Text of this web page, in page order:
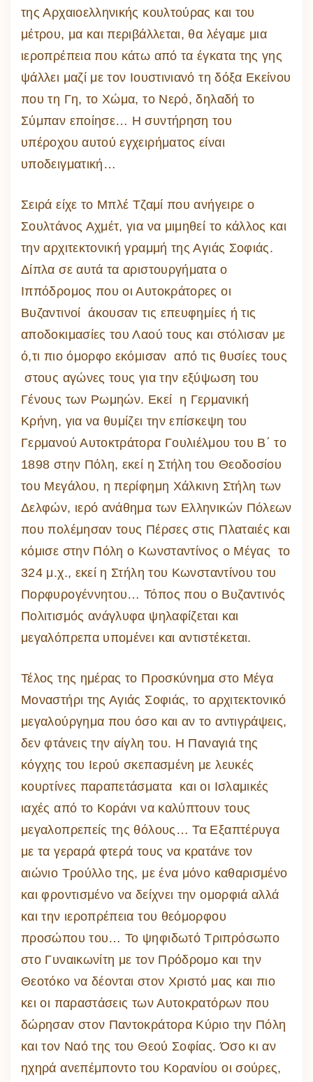
της Αρχαιοελληνικής κουλτούρας και του
μέτρου, μα και περιβάλλεται, θα λέγαμε μια
ιεροπρέπεια που κάτω από τα έγκατα της γης
ψάλλει μαζί με τον Ιουστινιανό τη δόξα Εκείνου
που τη Γη, το Χώμα, το Νερό, δηλαδή το
Σύμπαν εποίησε… Η συντήρηση του
υπέροχου αυτού εγχειρήματος είναι
υποδειγματική…
Σειρά είχε το Μπλέ Τζαμί που ανήγειρε ο
Σουλτάνος Αχμέτ, για να μιμηθεί το κάλλος και
την αρχιτεκτονική γραμμή της Αγιάς Σοφιάς.
Δίπλα σε αυτά τα αριστουργήματα ο
Ιππόδρομος που οι Αυτοκράτορες οι
Βυζαντινοί άκουσαν τις επευφημίες ή τις
αποδοκιμασίες του Λαού τους και στόλισαν με
ό,τι πιο όμορφο εκόμισαν από τις θυσίες τους
στους αγώνες τους για την εξύψωση του
Γένους των Ρωμηών. Εκεί η Γερμανική
Κρήνη, για να θυμίζει την επίσκεψη του
Γερμανού Αυτοκτράτορα Γουλιέλμου του Β΄ το
1898 στην Πόλη, εκεί η Στήλη του Θεοδοσίου
του Μεγάλου, η περίφημη Χάλκινη Στήλη των
Δελφών, ιερό ανάθημα των Ελληνικών Πόλεων
που πολέμησαν τους Πέρσες στις Πλαταιές και
κόμισε στην Πόλη ο Κωνσταντίνος ο Μέγας το
324 μ.χ., εκεί η Στήλη του Κωνσταντίνου του
Πορφυρογέννητου… Τόπος που ο Βυζαντινός
Πολιτισμός ανάγλυφα ψηλαφίζεται και
μεγαλόπρεπα υπομένει και αντιστέκεται.
Τέλος της ημέρας το Προσκύνημα στο Μέγα
Μοναστήρι της Αγιάς Σοφιάς, το αρχιτεκτονικό
μεγαλούργημα που όσο και αν το αντιγράψεις,
δεν φτάνεις την αίγλη του. Η Παναγιά της
κόγχης του Ιερού σκεπασμένη με λευκές
κουρτίνες παραπετάσματα και οι Ισλαμικές
ιαχές από το Κοράνι να καλύπτουν τους
μεγαλοπρεπείς της θόλους… Τα Εξαπτέρυγα
με τα γεραρά φτερά τους να κρατάνε τον
αιώνιο Τρούλλο της, με ένα μόνο καθαρισμένο
και φροντισμένο να δείχνει την ομορφιά αλλά
και την ιεροπρέπεια του θεόμορφου
προσώπου του… Το ψηφιδωτό Τριπρόσωπο
στο Γυναικωνίτη με τον Πρόδρομο και την
Θεοτόκο να δέονται στον Χριστό μας και πιο
κει οι παραστάσεις των Αυτοκρατόρων που
δώρησαν στον Παντοκράτορα Κύριο την Πόλη
και τον Ναό της του Θεού Σοφίας. Όσο κι αν
ηχηρά ανεπέμποντο του Κορανίου οι σούρες,